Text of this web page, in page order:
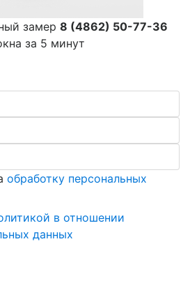
замер 8 (4862) 50-77-36
за 5 минут
обработку персональных
в отношении
данных